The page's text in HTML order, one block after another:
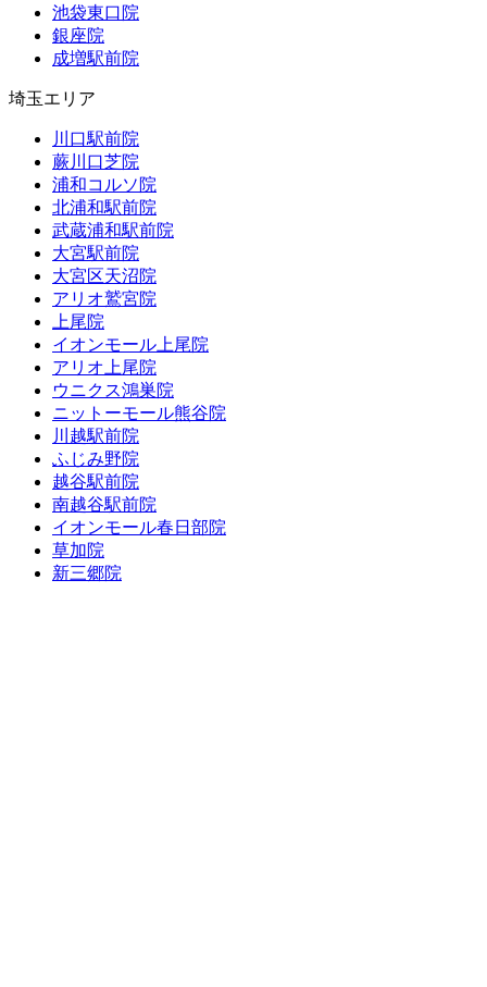
池袋東口院
銀座院
成増駅前院
埼玉エリア
川口駅前院
蕨川口芝院
浦和コルソ院
北浦和駅前院
武蔵浦和駅前院
大宮駅前院
大宮区天沼院
アリオ鷲宮院
上尾院
イオンモール上尾院
アリオ上尾院
ウニクス鴻巣院
ニットーモール熊谷院
川越駅前院
ふじみ野院
越谷駅前院
南越谷駅前院
イオンモール春日部院
草加院
新三郷院